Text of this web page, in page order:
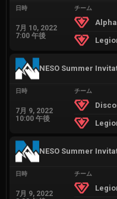
日時
7月 10, 2022
7:00 午後
チーム
NESO Summer
日時
7月 9, 2022
10:00 午後
チーム
NESO Summer
日時
7月 9, 2022
チーム